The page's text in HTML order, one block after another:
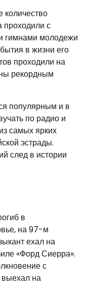
количество
проходили с
гимнами молодежи
в жизни его
проходили на
рекордным
популярным и в
по радио и
самых ярких
эстрады.
след в истории
в
на 97-м
ехал на
«Форд Сиерра».
с
на